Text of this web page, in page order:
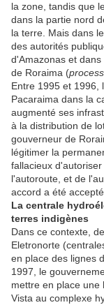
la zone, tandis que
dans la partie nord
la terre. Mais dans
des autorités
d'Amazonas et
de Roraima (
Entre 1995 et 1996,
Pacaraima dans la
augmenté ses
à la distribution de
gouverneur de
légitimer la
fallacieux
l'autoroute, et de
accord a été
La centrale
terres indigènes
Dans ce contexte,
Eletronorte
en place des lignes
1997, le
mettre en place une
Vista au complexe